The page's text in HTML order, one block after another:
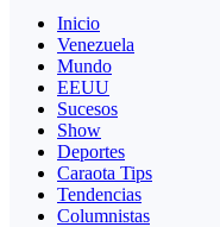
Inicio
Venezuela
Mundo
EEUU
Sucesos
Show
Deportes
Caraota Tips
Tendencias
Columnistas